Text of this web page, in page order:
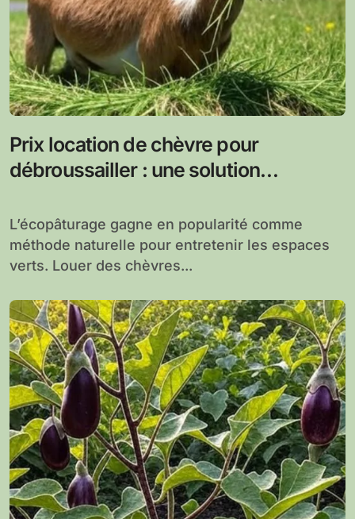
Prix location de chèvre pour
débroussailler : une solution
L’écopâturage gagne en popularité comme
méthode naturelle pour entretenir les espaces
verts. Louer des chèvres...